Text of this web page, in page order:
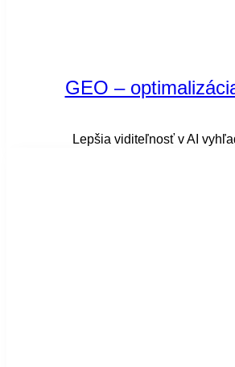
GEO –
Lepšia viditeľnosť v AI